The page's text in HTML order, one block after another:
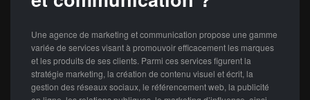
Une agence de marketing et communication propose une gamme
variée de services visant à promouvoir efficacement les marques
et les produits de ses clients. Parmi ces services figurent la
stratégie marketing, la création de contenu visuel et écrit, la
gestion des réseaux sociaux, le référencement web, la publicité